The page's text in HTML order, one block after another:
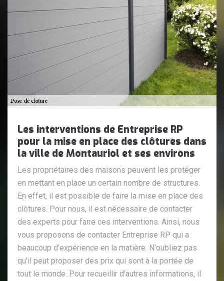
Les interventions de Entreprise RP
pour la mise en place des clôtures dans
la ville de Montauriol et ses environs
Les propriétaires des maisons peuvent les protéger
en mettant en place un certain nombre de structures.
En effet, il est possible de faire la mise en place des
clôtures. Pour nous, il est nécessaire de contacter
des experts pour faire ces interventions. Ainsi, nous
vous proposons de contacter Entreprise RP qui a
beaucoup d'expérience en la matière. N'oubliez pas
qu'il peut proposer des prix qui sont à la portée de
tout le monde. Pour recueillir d'autres informations, il